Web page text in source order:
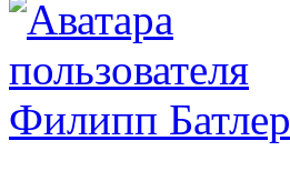
Филипп Батлер